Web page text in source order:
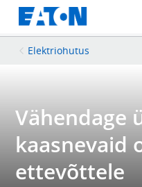
Elektriohutus
Vähendage
kaasnevaid
ettevõttele